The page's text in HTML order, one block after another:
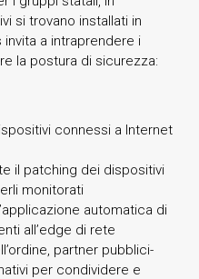
si trovano installati in
invita a intraprendere i
la postura di sicurezza:
connessi a Internet
il patching dei dispositivi
monitorati
automatica di
all’edge di rete
partner pubblici-
per condividere e